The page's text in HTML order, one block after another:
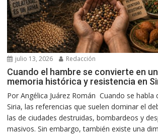
julio 13, 2026 Redacción
Cuando el hambre se convierte en
memoria histórica y resistencia en
Por Angélica Juárez Román Cuando se habla
Siria, las referencias que suelen dominar el
las de ciudades destruidas, bombardeos y
masivos. Sin embargo, también existe una